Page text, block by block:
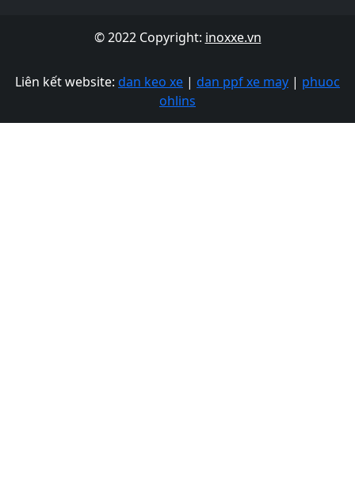
© 2022 Copyright: inoxxe.vn
Liên kết website: dan keo xe | dan ppf xe may | phuoc
ohlins